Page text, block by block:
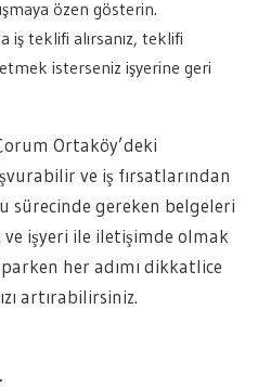
özen gösterin.
iş teklifi alırsanız, teklifi
isterseniz işyerine geri
Ortaköy’deki
ve iş fırsatlarından
sürecinde gereken belgeleri
işyeri ile iletişimde olmak
her adımı dikkatlice
artırabilirsiniz.